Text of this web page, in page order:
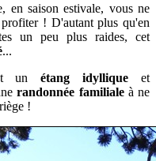
en saison estivale, vous ne
! D'autant plus qu'en
un peu plus raides, cet
...
un étang idyllique et
randonnée familialeà ne
!